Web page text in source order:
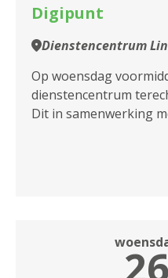
Digipunt
Dienstencentrum
Op woensdag
dienstencentrum
Dit in samenwerking